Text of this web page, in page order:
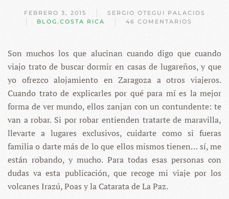
FEBRERO 3, 2015
SERGIO OTEGUI PALACIOS
BLOG, COSTA RICA 46 COMENTARIOS
EN
IRAZÚ,
Y
LA
CATARATA
DE
EL
CONQUISTADOR
Son muchos los que alucinan cuando digo que cuando
viajo trato de buscar dormir en casas de lugareños, y que
yo ofrezco alojamiento en Zaragoza a otros viajeros.
Cuando trato de explicarles por qué para mí es la mejor
forma de ver mundo, ellos zanjan con un contundente: te
van a robar. Si por robar entienden tratarte de maravilla,
llevarte a lugares exclusivos, cuidarte como si fueras
familia o darte más de lo que ellos mismos tienen… sí, me
están robando, y mucho. Para todas esas personas con
dudas va esta publicación, que recoge mi viaje por los
volcanes Irazú, Poas y la Catarata de La Paz.